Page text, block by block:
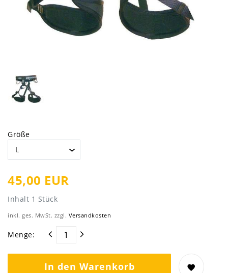
Größe
45,00 EUR
Inhalt 1 Stück
inkl. ges. MwSt. zzgl. Versandkosten
Menge:
In den Warenkorb